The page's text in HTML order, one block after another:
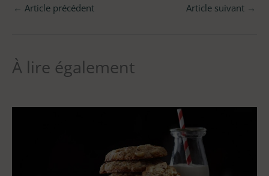
← Article précédent Article suivant →
À lire également